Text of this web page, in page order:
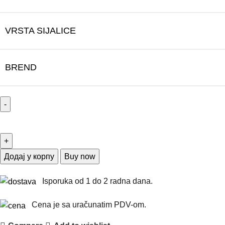
VRSTA SIJALICE
BREND
Додај у корпу Buy now
Isporuka od 1 do 2 radna dana.
Cena je sa uračunatim PDV-om.